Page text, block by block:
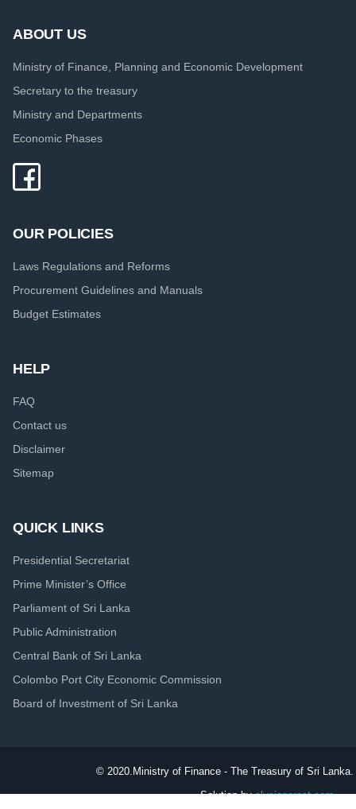
ABOUT US
Ministry of Finance, Planning and Economic Development
Secretary to the treasury
Ministry and Departments
Economic Phases
OUR POLICIES
Laws Regulations and Reforms
Procurement Guidelines and Manuals
Budget Estimates
HELP
FAQ
Contact us
Disclaimer
Sitemap
QUICK LINKS
Presidential Secretariat
Prime Minister’s Office
Parliament of Sri Lanka
Public Administration
Central Bank of Sri Lanka
Colombo Port City Economic Commission
Board of Investment of Sri Lanka
© 2020. Ministry of Finance - The Treasury of Sri
Solution by elysiancrest.com